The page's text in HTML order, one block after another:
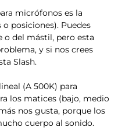
micrófonos es la
o posiciones). Puedes
o del mástil, pero esta
y si nos crees
Slash.
(A 500K) para
los matices (bajo, medio
nos gusta, porque los
cuerpo al sonido.